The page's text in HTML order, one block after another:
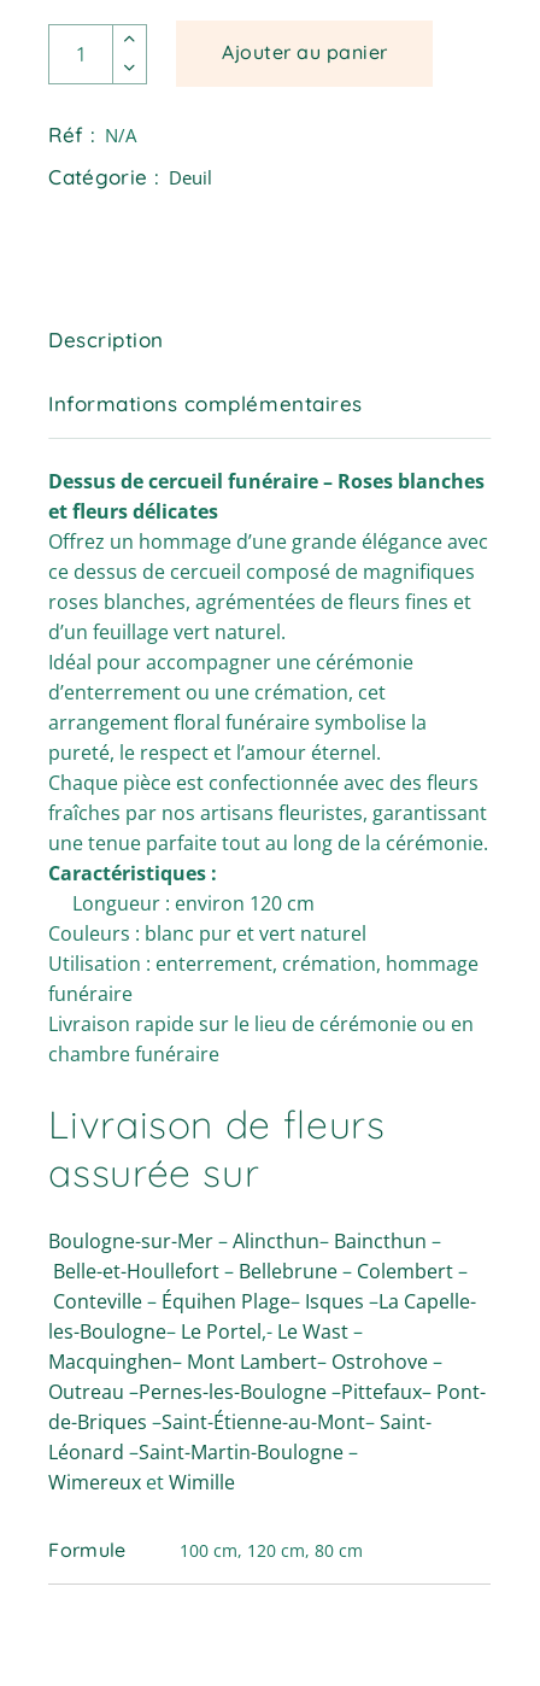
Severine - Dessus de cercueil quantité
Ajouter au panier
Réf : N/A
Catégorie : Deuil
Description
Informations complémentaires
Dessus de cercueil funéraire – Roses blanches
et fleurs délicates
Offrez un hommage d’une grande élégance avec
ce dessus de cercueil composé de magnifiques
roses blanches, agrémentées de fleurs fines et
d’un feuillage vert naturel.
Idéal pour accompagner une cérémonie
d’enterrement ou une crémation, cet
arrangement floral funéraire symbolise la
pureté, le respect et l’amour éternel.
Chaque pièce est confectionnée avec des fleurs
fraîches par nos artisans fleuristes, garantissant
une tenue parfaite tout au long de la cérémonie.
Caractéristiques :
Longueur : environ 120 cm
Couleurs : blanc pur et vert naturel
Utilisation : enterrement, crémation, hommage
funéraire
Livraison rapide sur le lieu de cérémonie ou en
chambre funéraire
Livraison de fleurs
assurée sur
Boulogne-sur-Mer–Alincthun– Baincthun –
Belle-et-Houllefort– Bellebrune– Colembert–
Conteville– Équihen Plage– Isques –La Capelle-
les-Boulogne– Le Portel,- Le Wast–
Macquinghen– Mont Lambert– Ostrohove–
Outreau –Pernes-les-Boulogne–Pittefaux– Pont-
de-Briques –Saint-Étienne-au-Mont–Saint-
Léonard –Saint-Martin-Boulogne–
Wimereux etWimille
Formule 100 cm, 120 cm, 80 cm